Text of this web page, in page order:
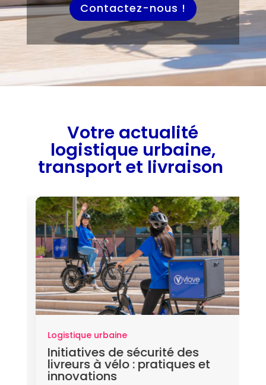
Contactez-nous !
Votre actualité
logistique urbaine,
transport et livraison
Logistique urbaine
Initiatives de sécurité des
livreurs à vélo : pratiques et
innovations